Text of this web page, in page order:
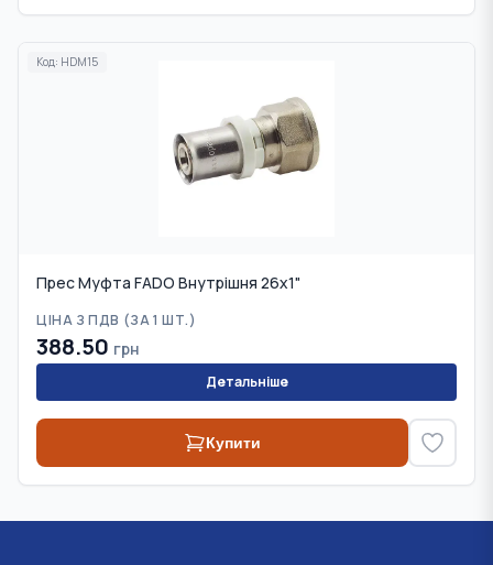
Код: HDM15
Прес Муфта FADO Внутрішня 26х1"
ЦІНА З ПДВ (ЗА 1 ШТ.)
388.50 грн
Детальніше
Купити